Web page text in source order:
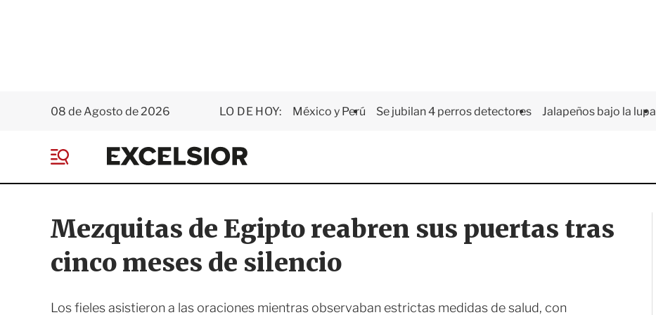
08 de Agosto de 2026 LO DE HOY: México y Perú Se jubilan 4 perros detectores Jalapeños bajo la lupa
E
x
e
i
o
r
e
Mezquitas de Egipto reabren sus puertas tras
cinco meses de silencio
Los fieles asistieron a las oraciones mientras observaban estrictas medidas de salud, con